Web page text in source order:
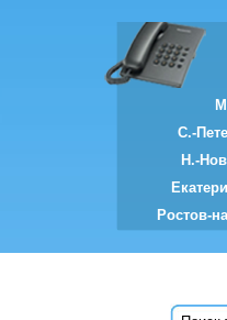
С.-
Н.-
Ростов-